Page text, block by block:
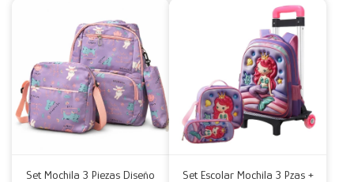
Set Mochila 3 Piezas Diseño
Set Escolar Mochila 3 Pzas +